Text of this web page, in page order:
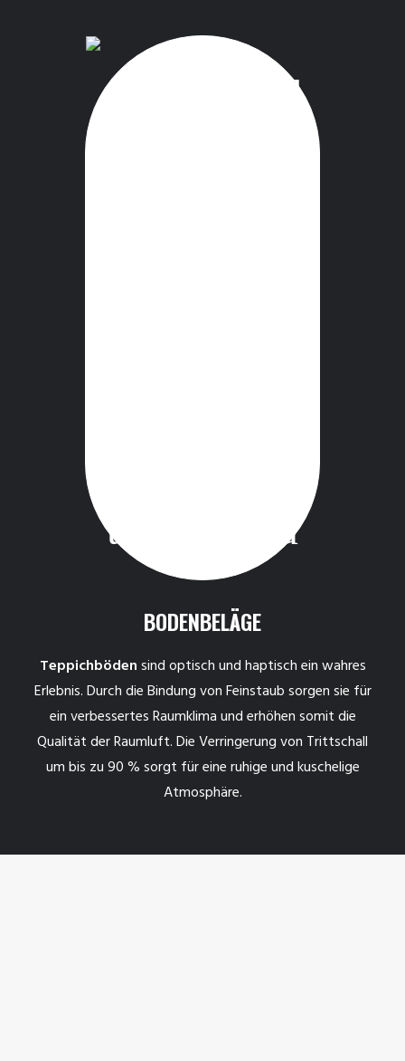
BODENBELÄGE
Teppichbödensind optisch und haptisch ein wahres
Erlebnis. Durch die Bindung von Feinstaub sorgen sie für
ein verbessertes Raumklima und erhöhen somit die
Qualität der Raumluft. Die Verringerung von Trittschall
um bis zu 90 % sorgt für eine ruhige und kuschelige
Atmosphäre.